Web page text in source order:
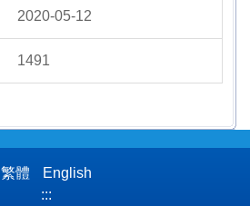
2020-05-12
1491
繁體
English
:::